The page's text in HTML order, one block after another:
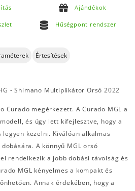
Ajándékok
Hűségpont rendszer
Értesítések
- Shimano Multiplikátor Orsó 2022
Curado megérkezett. A Curado MGL a
és úgy lett kifejlesztve, hogy a
kezelni. Kiválóan alkalmas
A könnyű MGL orsó
rendelkezik a jobb dobási távolság és
MGL kényelmes a kompakt és
Annak érdekében, hogy a